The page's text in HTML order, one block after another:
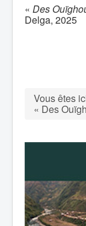
« Des
Delga, 2025
Vous êtes
« Des